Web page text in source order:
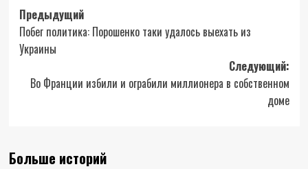
Навигация
записи
Предыдущий
Побег политика: Порошенко таки удалось выехать из
Украины
Следующий:
Во Франции избили и ограбили миллионера в собственном
доме
Больше историй